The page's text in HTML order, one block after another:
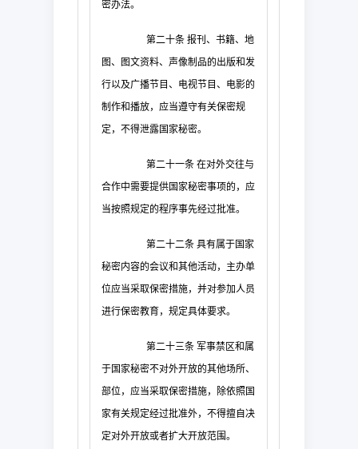
密办法。
第二十条 报刊、书籍、地
图、图文资料、声像制品的出版和发
行以及广播节目、电视节目、电影的
制作和播放，应当遵守有关保密规
定，不得泄露国家秘密。
第二十一条 在对外交往与
合作中需要提供国家秘密事项的，应
当按照规定的程序事先经过批准。
第二十二条 具有属于国家
秘密内容的会议和其他活动，主办单
位应当采取保密措施，并对参加人员
进行保密教育，规定具体要求。
第二十三条 军事禁区和属
于国家秘密不对外开放的其他场所、
部位，应当采取保密措施，除依照国
家有关规定经过批准外，不得擅自决
定对外开放或者扩大开放范围。